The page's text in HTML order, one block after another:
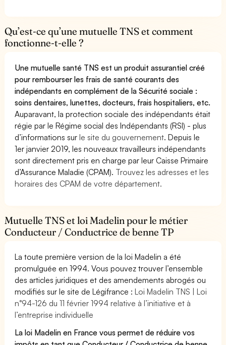
Qu’est-ce qu’une mutuelle TNS et comment
fonctionne-t-elle ?
Une mutuelle santé TNS est un produit assurantiel créé
pour rembourser les frais de santé courants des
indépendants en complément de la Sécurité sociale :
soins dentaires, lunettes, docteurs, frais hospitaliers, etc.
Auparavant, la protection sociale des indépendants était
régie par le Régime social des Indépendants (RSI) - plus
d’informations surle site du gouvernement. Depuis le
1er janvier 2019, les nouveaux travailleurs indépendants
sont directement pris en charge par leur Caisse Primaire
d’Assurance Maladie (CPAM). Trouvez les adresses et les
horaires des CPAM de votre département.
Mutuelle TNS et loi Madelin pour le métier
Conducteur / Conductrice de benne TP
La toute première version de la loi Madelin a été
promulguée en 1994. Vous pouvez trouver l’ensemble
des articles juridiques et des amendements abrogés ou
modifiés sur le site de Légifrance :Loi Madelin TNS | Loi
n°94-126 du 11 février 1994 relative à l’initiative et à
l’entreprise individuelle
La loi Madelin en France vous permet de réduire vos